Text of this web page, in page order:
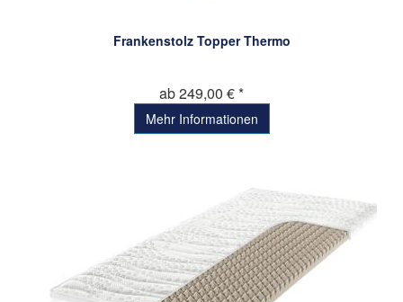
Frankenstolz Topper Thermo
ab 249,00 € *
Mehr Informationen